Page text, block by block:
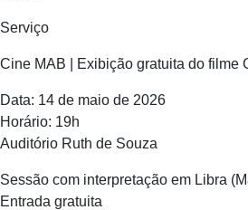
Serviço
Cine MAB | Exibição gratuita do filme
Data: 14 de maio de 2026
Horário: 19h
Auditório Ruth de Souza
Sessão com interpretação em Libra
Entrada gratuita